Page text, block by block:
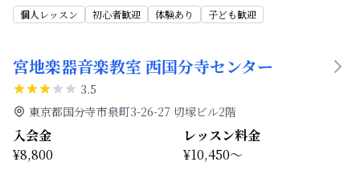
個人レッスン 初心者歓迎 体験あり 子ども歓迎
宮地楽器音楽教室 西国分寺センター
3.5
東京都国分寺市泉町3-26-27 切塚ビル2階
入会金
¥8,800
レッスン料金
¥10,450～